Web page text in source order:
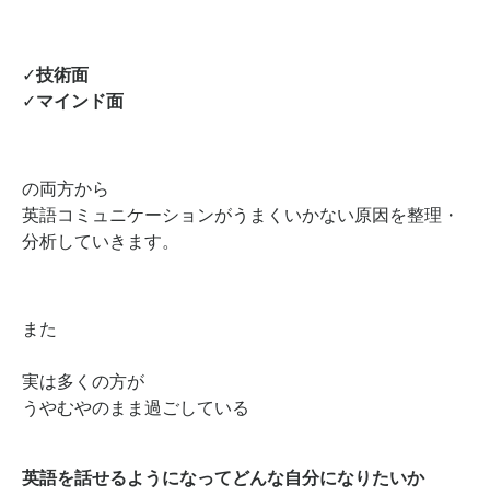
✓技術面
✓マインド面
の両方から
英語コミュニケーションがうまくいかない原因を整理・
分析していきます。
また
実は多くの方が
うやむやのまま過ごしている
英語を話せるようになってどんな自分になりたいか